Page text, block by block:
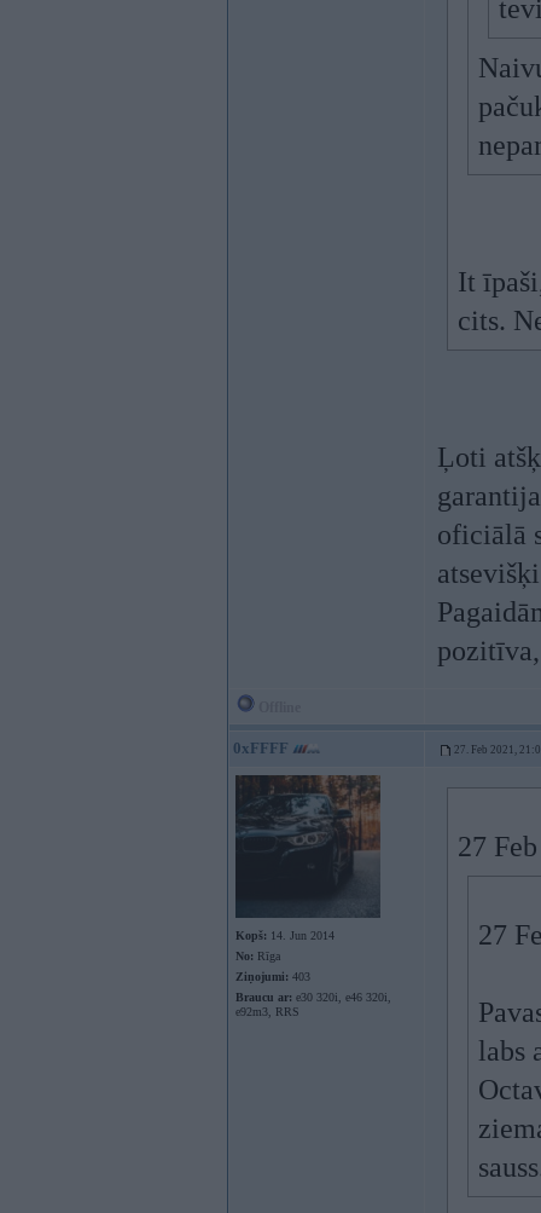
It
cits.
Ļoti
oficiālā
0xFFFF 27. Feb 2021,
Kopš: 14. Jun 2014
No: Rīga
Ziņojumi: 403
Braucu ar: e30 320i, e46 320i,
e92m3, RRS
27
27
labs